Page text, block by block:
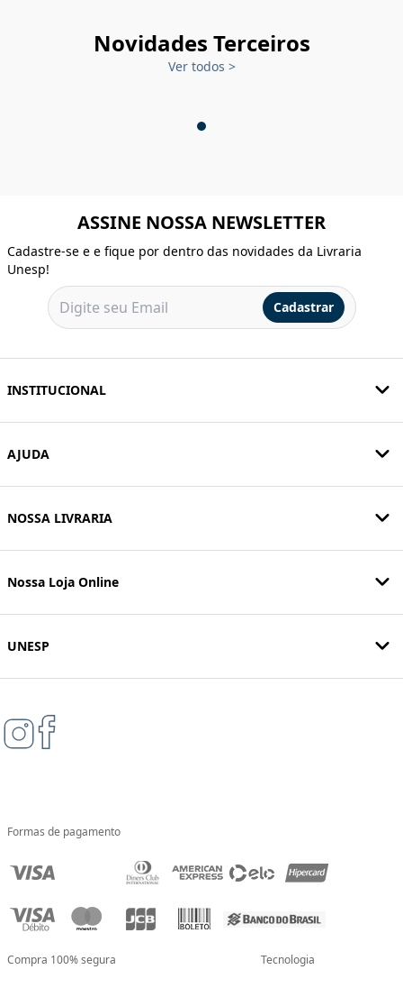
Novidades Terceiros
Ver todos >
ASSINE NOSSA NEWSLETTER
Cadastre-se e e fique por dentro das novidades da Livraria
Unesp!
Cadastrar
INSTITUCIONAL
AJUDA
NOSSA LIVRARIA
Nossa Loja Online
UNESP
Formas de pagamento
Compra 100% segura Tecnologia